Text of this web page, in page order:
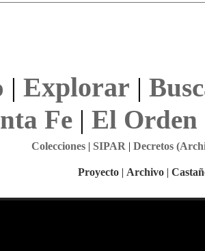
| Explorar |
Fe| El Orden
Colecciones| SIPAR | Decretos
Proyecto | Archivo |